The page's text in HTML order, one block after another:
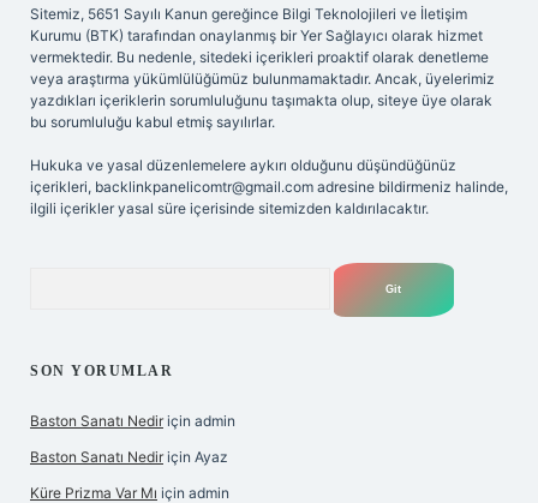
Sitemiz, 5651 Sayılı Kanun gereğince Bilgi Teknolojileri ve İletişim
Kurumu (BTK) tarafından onaylanmış bir Yer Sağlayıcı olarak hizmet
vermektedir. Bu nedenle, sitedeki içerikleri proaktif olarak denetleme
veya araştırma yükümlülüğümüz bulunmamaktadır. Ancak, üyelerimiz
yazdıkları içeriklerin sorumluluğunu taşımakta olup, siteye üye olarak
bu sorumluluğu kabul etmiş sayılırlar.
Hukuka ve yasal düzenlemelere aykırı olduğunu düşündüğünüz
içerikleri, backlinkpanelicomtr@gmail.com adresine bildirmeniz halinde,
ilgili içerikler yasal süre içerisinde sitemizden kaldırılacaktır.
SON YORUMLAR
Baston Sanatı Nedir için admin
Baston Sanatı Nedir için Ayaz
Küre Prizma Var Mı için admin